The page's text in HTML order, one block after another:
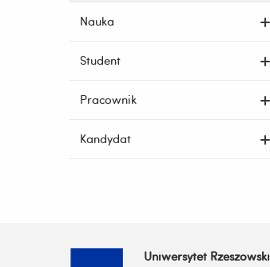
Nauka
Student
Pracownik
Kandydat
Uniwersytet Rzeszowski